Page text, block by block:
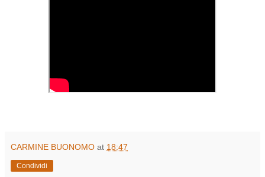
CARMINE BUONOMO at 18:47
Condividi